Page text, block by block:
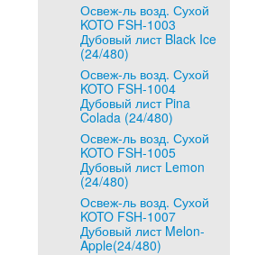
Освеж-ль возд. Сухой
KOTO FSH-1003
Дубовый лист Black Ice
(24/480)
Освеж-ль возд. Сухой
KOTO FSH-1004
Дубовый лист Pina
Colada (24/480)
Освеж-ль возд. Сухой
KOTO FSH-1005
Дубовый лист Lemon
(24/480)
Освеж-ль возд. Сухой
KOTO FSH-1007
Дубовый лист Melon-
Apple(24/480)